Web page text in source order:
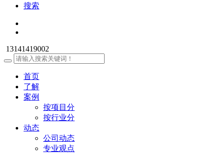
搜索
13141419002
首页
了解
案例
按项目分
按行业分
动态
公司动态
专业观点